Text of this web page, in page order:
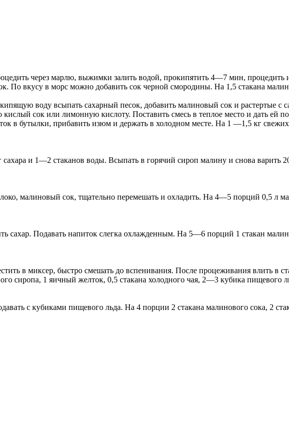
через марлю, выжимки залить водой, прокипятить 4—7 мин, процедить
По вкусу в морс можно добавить сок черной смородины. На 1,5 стакана
воду всыпать сахарный песок, добавить малиновый сок и растертые
кислый сок или лимонную кислоту. Поставить смесь в теплое место и дать ей
в бутылки, прибавить изюм и держать в холодном месте. На 1 —1,5 кг
сахара и 1—2 стаканов воды. Всыпать в горячий сироп малину и снова варить
малиновый сок, тщательно перемешать и охладить. На 4—5 порций 0,5 л
Подавать напиток слегка охлажденным. На 5—6 порций 1 стакан
в миксер, быстро смешать до вспенивания. После процеживания влить в
сиропа, 1 яичный желток, 0,5 стакана холодного чая, 2—3 кубика пищевого
с кубиками пищевого льда. На 4 порции 2 стакана малинового сока, 2